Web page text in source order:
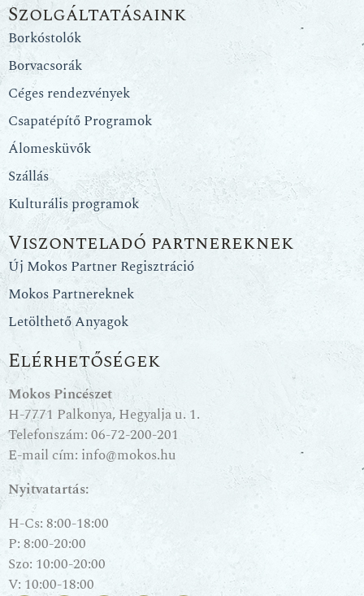
Szolgáltatásaink
Borkóstolók
Borvacsorák
Céges rendezvények
Csapatépítő Programok
Álomesküvők
Szállás
Kulturális programok
Viszonteladó partnereknek
Új Mokos Partner Regisztráció
Mokos Partnereknek
Letölthető Anyagok
Elérhetőségek
Mokos Pincészet
H-7771 Palkonya, Hegyalja u. 1.
Telefonszám:06-72-200-201
E-mail cím: info@mokos.hu
Nyitvatartás:
H-Cs: 8:00-18:00
P: 8:00-20:00
Szo: 10:00-20:00
V: 10:00-18:00